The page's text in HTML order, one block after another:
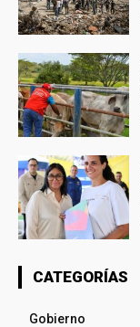
CATEGORÍAS
Gobierno